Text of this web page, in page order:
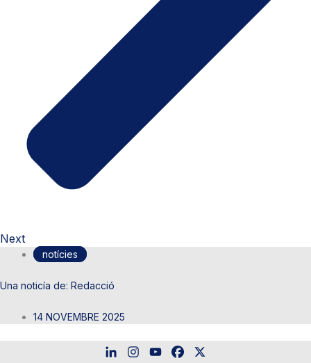
Next
notícies
Redacció
14 NOVEMBRE 2025